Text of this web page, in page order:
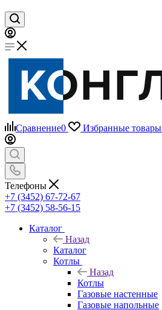
Сравнение0 Избранные товары
Телефоны
+7 (3452) 67-72-67
+7 (3452) 58-56-15
Каталог
Назад
Каталог
Котлы
Назад
Котлы
Газовые настенные
Газовые напольные